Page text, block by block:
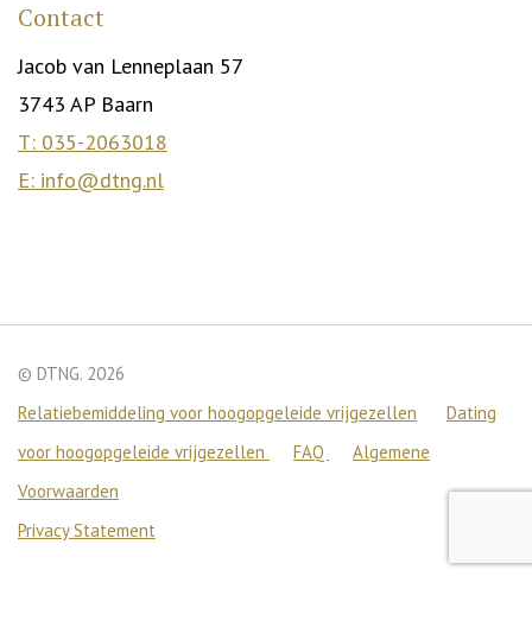
Contact
Jacob van Lenneplaan 57
3743 AP Baarn
T: 035-2063018
E: info@dtng.nl
© DTNG. 2026
Relatiebemiddeling voor hoogopgeleide vrijgezellen
Dating
voor hoogopgeleide vrijgezellen
FAQ
Algemene
Voorwaarden
Privacy Statement